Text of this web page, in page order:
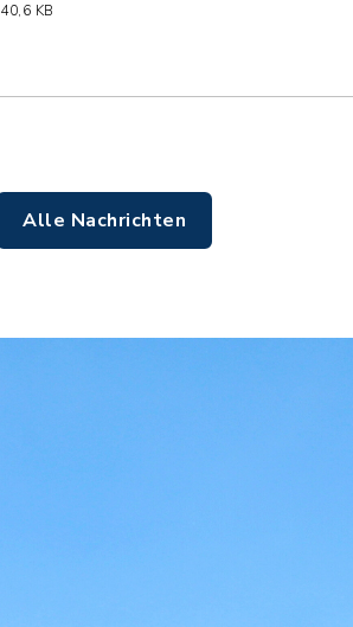
40,6 KB
Alle Nachrichten